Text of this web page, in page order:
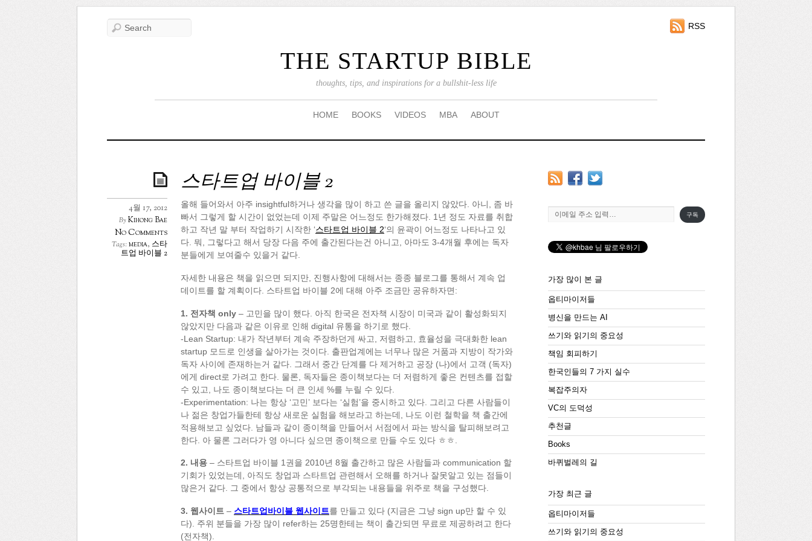
THE STARTUP BIBLE
thoughts, tips, and inspirations for a bullshit-less life
RSS
HOME BOOKS VIDEOS MBA ABOUT
스타트업 바이블 2
4월 17, 2012
ByKihong Bae
No Comments
Tags:media, 스타
트업 바이블 2
올해 들어와서 아주 insightful하거나 생각을 많이 하고 쓴 글을 올리지 않았다. 아니, 좀 바
빠서 그렇게 할 시간이 없었는데 이제 주말은 어느정도 한가해졌다. 1년 정도 자료를 취합
하고 작년 말 부터 작업하기 시작한 ‘스타트업 바이블 2‘의 윤곽이 어느정도 나타나고 있
다. 뭐, 그렇다고 해서 당장 다음 주에 출간된다는건 아니고, 아마도 3-4개월 후에는 독자
분들에게 보여줄수 있을거 같다.
자세한 내용은 책을 읽으면 되지만, 진행사항에 대해서는 종종 블로그를 통해서 계속 업
데이트를 할 계획이다. 스타트업 바이블 2에 대해 아주 조금만 공유하자면:
1. 전자책 only – 고민을 많이 했다. 아직 한국은 전자책 시장이 미국과 같이 활성화되지
않았지만 다음과 같은 이유로 인해 digital 유통을 하기로 했다.
-Lean Startup: 내가 작년부터 계속 주장하던게 싸고, 저렴하고, 효율성을 극대화한 lean
startup 모드로 인생을 살아가는 것이다. 출판업계에는 너무나 많은 거품과 지방이 작가와
독자 사이에 존재하는거 같다. 그래서 중간 단계를 다 제거하고 공장 (나)에서 고객 (독자)
에게 direct로 가려고 한다. 물론, 독자들은 종이책보다는 더 저렴하게 좋은 컨텐츠를 접할
수 있고, 나도 종이책보다는 더 큰 인세 %를 누릴 수 있다.
-Experimentation: 나는 항상 ‘고민’ 보다는 ‘실험’을 중시하고 있다. 그리고 다른 사람들이
나 젊은 창업가들한테 항상 새로운 실험을 해보라고 하는데, 나도 이런 철학을 책 출간에
적용해보고 싶었다. 남들과 같이 종이책을 만들어서 서점에서 파는 방식을 탈피해보려고
한다. 아 물론 그러다가 영 아니다 싶으면 종이책으로 만들 수도 있다 ㅎㅎ.
2. 내용 – 스타트업 바이블 1권을 2010년 8월 출간하고 많은 사람들과 communication 할
기회가 있었는데, 아직도 창업과 스타트업 관련해서 오해를 하거나 잘못알고 있는 점들이
많은거 같다. 그 중에서 항상 공통적으로 부각되는 내용들을 위주로 책을 구성했다.
3. 웹사이트 – 스타트업바이블 웹사이트를 만들고 있다 (지금은 그냥 sign up만 할 수 있
다). 주위 분들을 가장 많이 refer하는 25명한테는 책이 출간되면 무료로 제공하려고 한다
(전자책).
이메일 주소 입력…
구독
가장 많이 본 글
옵티마이저들
병신을 만드는 AI
쓰기와 읽기의 중요성
책임 회피하기
한국인들의 7 가지 실수
복잡주의자
VC의 도덕성
추천글
Books
바퀴벌레의 길
가장 최근 글
옵티마이저들
쓰기와 읽기의 중요성